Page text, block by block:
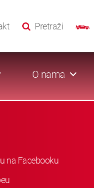
Pretraži
O nama
na Facebooku